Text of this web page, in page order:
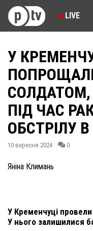
LIVE
У
ПІД ЧАС
ОБСТРІЛУ
10 вересня 2024 0
Яніна Климань
У Кременчуці
У нього залишилися